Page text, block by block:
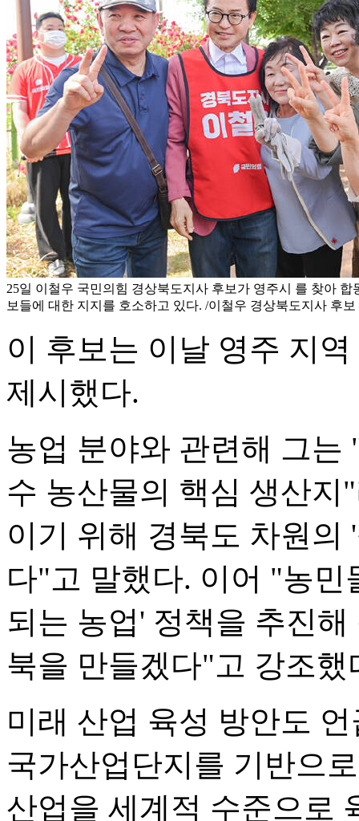
25일 이철우 국민의힘 경상북도지사 후보가 영주시 를 찾아
보들에 대한 지지를 호소하고 있다. /이철우 경상북도지사 후보
이 후보는 이날 영주 지
제시했다.
농업 분야와 관련해 그는
수 농산물의 핵심 생산
이기 위해 경북도 차원의
다"고 말했다. 이어 "농
되는 농업' 정책을 추진
북을 만들겠다"고 강조했
미래 산업 육성 방안도
국가산업단지를 기반으
산업을 세계적 수준으로